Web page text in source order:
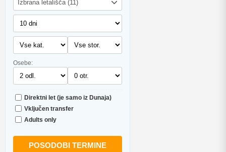
Izbrana letališča (11)
Osebe:
Direktni let (je samo iz Dunaja)
Vključen transfer
Adults only
POSODOBI TERMINE